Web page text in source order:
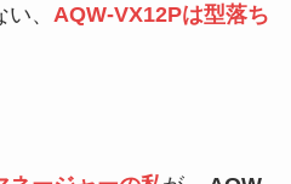
、 AQW-VX12Pは型落ち